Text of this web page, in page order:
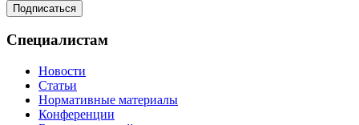
Специалистам
Новости
Статьи
Нормативные материалы
Конференции